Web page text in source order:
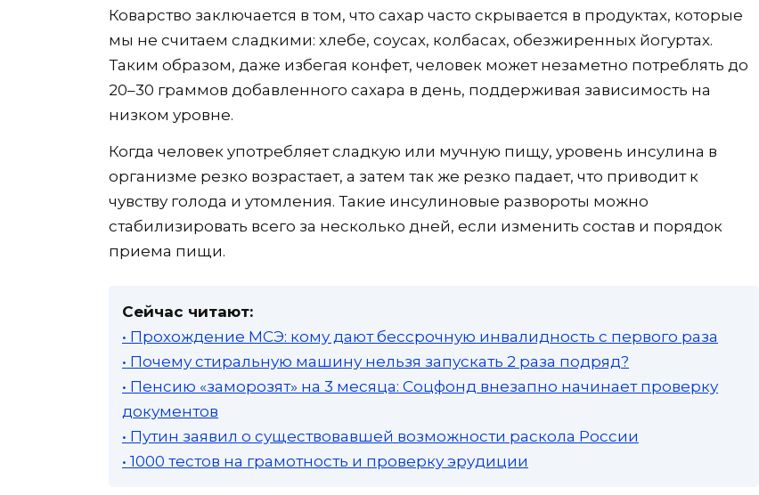
Коварство заключается в том, что сахар часто скрывается в продуктах, которые
мы не считаем сладкими: хлебе, соусах, колбасах, обезжиренных йогуртах.
Таким образом, даже избегая конфет, человек может незаметно потреблять до
20–30 граммов добавленного сахара в день, поддерживая зависимость на
низком уровне.
Когда человек употребляет сладкую или мучную пищу, уровень инсулина в
организме резко возрастает, а затем так же резко падает, что приводит к
чувству голода и утомления. Такие инсулиновые развороты можно
стабилизировать всего за несколько дней, если изменить состав и порядок
приема пищи.
Сейчас читают:
• Прохождение МСЭ: кому дают бессрочную инвалидность с первого раза
• Почему стиральную машину нельзя запускать 2 раза подряд?
• Пенсию «заморозят» на 3 месяца: Соцфонд внезапно начинает проверку
документов
• Путин заявил о существовавшей возможности раскола России
• 1000 тестов на грамотность и проверку эрудиции